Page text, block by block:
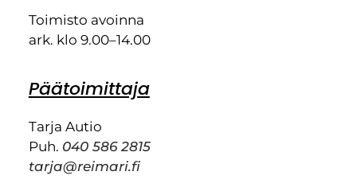
Toimisto avoinna
ark. klo 9.00–14.00
Päätoimittaja
Tarja Autio
Puh. 040 586 2815
tarja@reimari.fi